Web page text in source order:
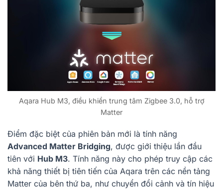
Aqara Hub M3, điều khiển trung tâm Zigbee 3.0, hỗ trợ
Matter
Điểm đặc biệt của phiên bản mới là tính năng
Advanced Matter Bridging, được giới thiệu lần đầu
tiên với Hub M3. Tính năng này cho phép truy cập các
khả năng thiết bị tiên tiến của Aqara trên các nền tảng
Matter của bên thứ ba, như chuyển đổi cảnh và tín hiệu